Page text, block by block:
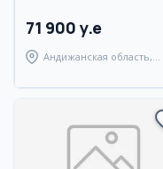
71 900 y.e
Андижанская область,